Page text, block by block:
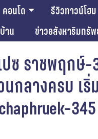
คอนโด รีวิวทาวน์โฮม
าน ข่าวอสังหาริมทรั
ซ ราชพฤกษ์-
กลางครบ เริ่
345